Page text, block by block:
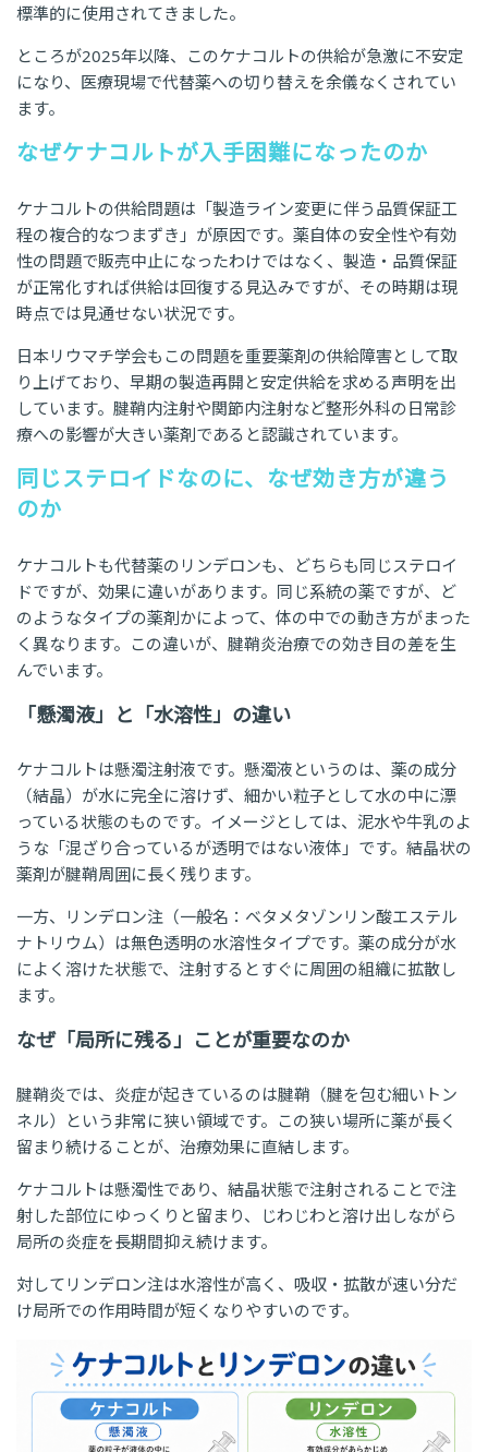
標準的に使用されてきました。
ところが2025年以降、このケナコルトの供給が急激に不安定
になり、医療現場で代替薬への切り替えを余儀なくされてい
ます。
なぜケナコルトが入手困難になったのか
ケナコルトの供給問題は「製造ライン変更に伴う品質保証工
程の複合的なつまずき」が原因です。薬自体の安全性や有効
性の問題で販売中止になったわけではなく、製造・品質保証
が正常化すれば供給は回復する見込みですが、その時期は現
時点では見通せない状況です。
日本リウマチ学会もこの問題を重要薬剤の供給障害として取
り上げており、早期の製造再開と安定供給を求める声明を出
しています。腱鞘内注射や関節内注射など整形外科の日常診
療への影響が大きい薬剤であると認識されています。
同じステロイドなのに、なぜ効き方が違う
のか
ケナコルトも代替薬のリンデロンも、どちらも同じステロイ
ドですが、効果に違いがあります。同じ系統の薬ですが、ど
のようなタイプの薬剤かによって、体の中での動き方がまった
く異なります。この違いが、腱鞘炎治療での効き目の差を生
んでいます。
「懸濁液」と「水溶性」の違い
ケナコルトは懸濁注射液です。懸濁液というのは、薬の成分
（結晶）が水に完全に溶けず、細かい粒子として水の中に漂
っている状態のものです。イメージとしては、泥水や牛乳のよ
うな「混ざり合っているが透明ではない液体」です。結晶状の
薬剤が腱鞘周囲に長く残ります。
一方、リンデロン注（一般名：ベタメタゾンリン酸エステル
ナトリウム）は無色透明の水溶性タイプです。薬の成分が水
によく溶けた状態で、注射するとすぐに周囲の組織に拡散し
ます。
なぜ「局所に残る」ことが重要なのか
腱鞘炎では、炎症が起きているのは腱鞘（腱を包む細いトン
ネル）という非常に狭い領域です。この狭い場所に薬が長く
留まり続けることが、治療効果に直結します。
ケナコルトは懸濁性であり、結晶状態で注射されることで注
射した部位にゆっくりと留まり、じわじわと溶け出しながら
局所の炎症を長期間抑え続けます。
対してリンデロン注は水溶性が高く、吸収・拡散が速い分だ
け局所での作用時間が短くなりやすいのです。